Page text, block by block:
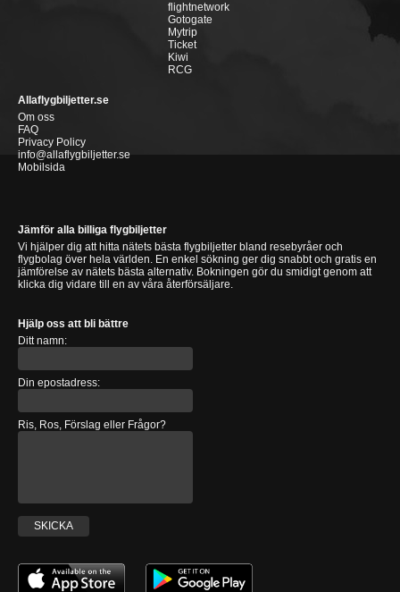
flightnetwork
Gotogate
Mytrip
Ticket
Kiwi
RCG
Allaflygbiljetter.se
Om oss
FAQ
Privacy Policy
info@allaflygbiljetter.se
Mobilsida
Jämför alla billiga flygbiljetter
Vi hjälper dig att hitta nätets bästa flygbiljetter bland resebyråer och
flygbolag över hela världen. En enkel sökning ger dig snabbt och gratis en
jämförelse av nätets bästa alternativ. Bokningen gör du smidigt genom att
klicka dig vidare till en av våra återförsäljare.
Hjälp oss att bli bättre
Ditt namn:
Din epostadress:
Ris, Ros, Förslag eller Frågor?
SKICKA